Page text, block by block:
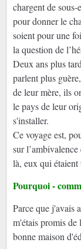
chargent de sous-
pour donner le
soient pour une
la question de
Deux ans plus
parlent plus
de leur mère, ils
le pays de leur
s'installer.
Ce voyage est,
sur
là, eux qui étaient
Pourquoi -
Parce que j'avais
m'étais promis de
bonne maison